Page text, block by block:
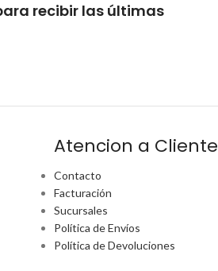
recibir las últimas
Atencion a Cliente
Contacto
Facturación
Sucursales
Política de Envíos
Política de Devoluciones